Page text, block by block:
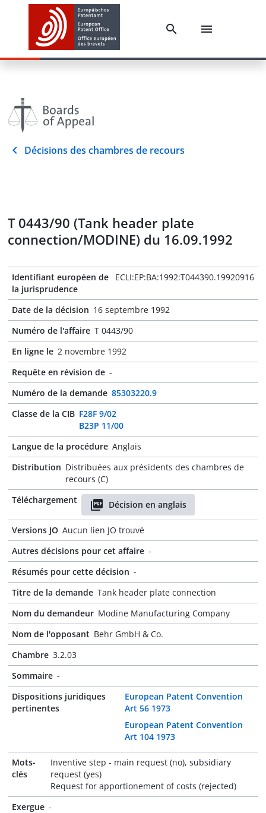
Décisions des chambres de recours
T 0443/90 (Tank header plate
connection/MODINE) du 16.09.1992
Identifiant européen de
la jurisprudence
ECLI:EP:BA:1992:T044390.19920916
Date de la décision 16 septembre 1992
Numéro de l'affaire T 0443/90
En ligne le 2 novembre 1992
Requête en révision de -
Numéro de la demande 85303220.9
Classe de la CIB F28F 9/02
B23P 11/00
Langue de la procédure Anglais
Distribution Distribuées aux présidents des chambres de
recours (C)
Téléchargement
Décision en anglais
Versions JO Aucun lien JO trouvé
Autres décisions pour cet affaire -
Résumés pour cette décision -
Titre de la demande Tank header plate connection
Nom du demandeur Modine Manufacturing Company
Nom de l'opposant Behr GmbH & Co.
Chambre 3.2.03
Sommaire -
Dispositions juridiques
pertinentes
European Patent Convention
Art 56 1973
European Patent Convention
Art 104 1973
Mots-
clés
Inventive step - main request (no), subsidiary
request (yes)
Request for apportionement of costs (rejected)
Exergue -